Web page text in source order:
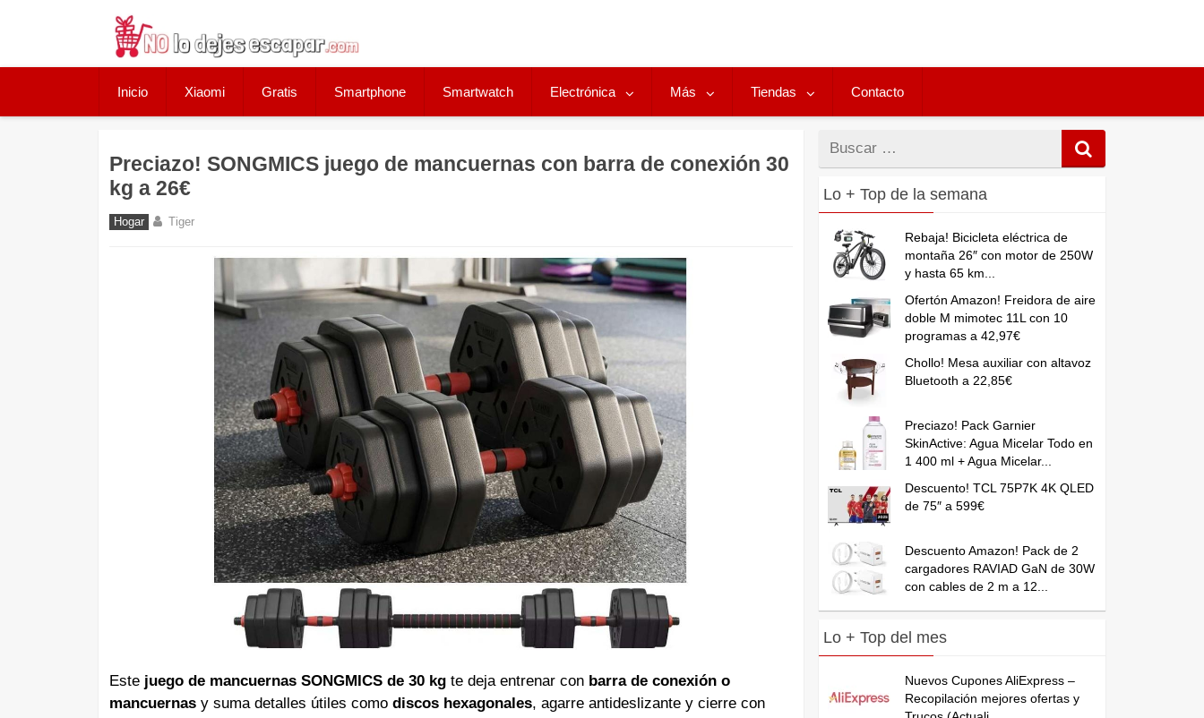
Inicio Xiaomi Gratis Smartphone Smartwatch Electrónica Más Tiendas Contacto
Preciazo! SONGMICS juego de mancuernas con barra de conexión 30
kg a 26€
Hogar Tiger
Este juego de mancuernas SONGMICS de 30 kg te deja entrenar con barra de conexión o
mancuernas y suma detalles útiles como discos hexagonales, agarre antideslizante y cierre con
Buscar
por
Lo + Top de la semana
Rebaja! Bicicleta eléctrica de
montaña 26″ con motor de 250W
y hasta 65 km...
Ofertón Amazon! Freidora de aire
doble M mimotec 11L con 10
programas a 42,97€
Chollo! Mesa auxiliar con altavoz
Bluetooth a 22,85€
Preciazo! Pack Garnier
SkinActive: Agua Micelar Todo en
1 400 ml + Agua Micelar...
Descuento! TCL 75P7K 4K QLED
de 75″ a 599€
Descuento Amazon! Pack de 2
cargadores RAVIAD GaN de 30W
con cables de 2 m a 12...
Lo + Top del mes
Nuevos Cupones AliExpress –
Recopilación mejores ofertas y